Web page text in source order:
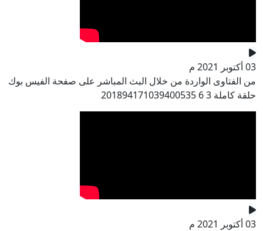
03 أكتوبر 2021 م
من الفتاوى الواردة من خلال البث المباشر على صفحة الفيس بوك
حلقة كاملة 3 6 201894171039400535
03 أكتوبر 2021 م